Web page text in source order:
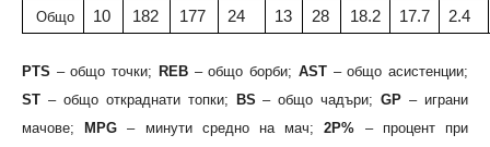
Общо 10 182 177 24 13 28 18.2 17.7 2.4
PTS – общо точки; REB– общо борби; AST– общо асистенции;
ST – общо откраднати топки; BS – общо чадъри;GP – играни
мачове;
MPG – минути средно на мач;2P% – процент при